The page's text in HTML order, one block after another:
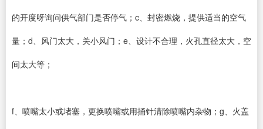
的开度呀询问供气部门是否停气；c、封密燃烧，提供适当的空气
量；d、风门太大，关小风门；e、设计不合理，火孔直径太大，空
间太大等；
f、喷嘴太小或堵塞，更换喷嘴或用捅针清除喷嘴内杂物；g、火盖